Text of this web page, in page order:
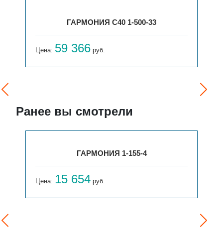
ГАРМОНИЯ С40 1-500-33
Цена: 59 366 руб.
Ранее вы смотрели
ГАРМОНИЯ 1-155-4
Цена: 15 654 руб.